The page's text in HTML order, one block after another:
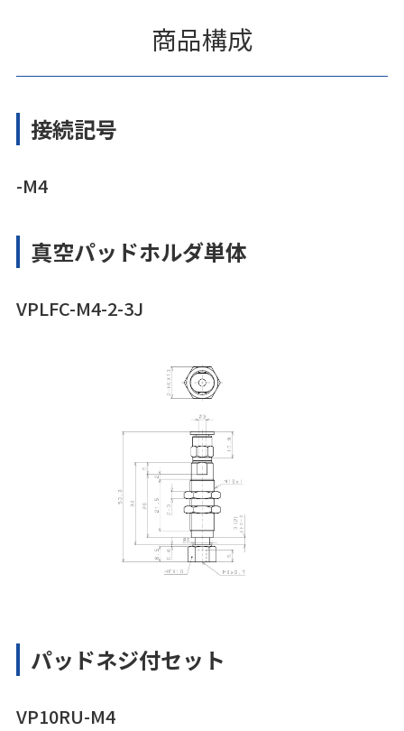
商品構成
接続記号
-M4
真空パッドホルダ単体
VPLFC-M4-2-3J
パッドネジ付セット
VP10RU-M4